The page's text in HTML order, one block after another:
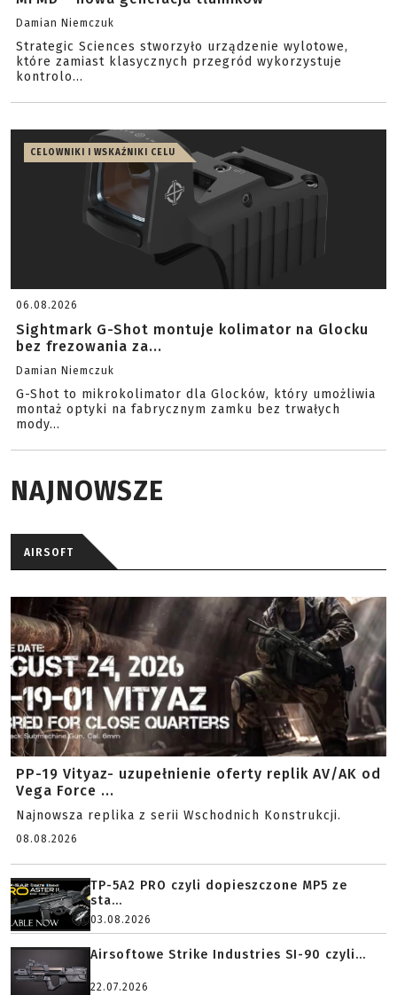
Damian Niemczuk
Strategic Sciences stworzyło urządzenie wylotowe,
które zamiast klasycznych przegród wykorzystuje
kontrolo...
CELOWNIKI I WSKAŹNIKI CELU
06.08.2026
Sightmark G-Shot montuje kolimator na Glocku
bez frezowania za...
Damian Niemczuk
G-Shot to mikrokolimator dla Glocków, który umożliwia
montaż optyki na fabrycznym zamku bez trwałych
mody...
NAJNOWSZE
AIRSOFT
PP-19 Vityaz- uzupełnienie oferty replik AV/AK od
Vega Force ...
Najnowsza replika z serii Wschodnich Konstrukcji.
08.08.2026
TP-5A2 PRO czyli dopieszczone MP5 ze
sta...
03.08.2026
Airsoftowe Strike Industries SI-90 czyli...
22.07.2026